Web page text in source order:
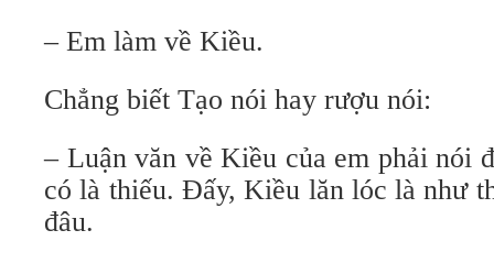
– Em làm về Kiều.
Chẳng biết Tạo nói hay rượu nói:
– Luận văn về Kiều của em phải nói
có là thiếu. Đấy, Kiều lăn lóc là như
đâu.